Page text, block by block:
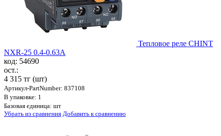
Тепловое реле CHINT
NXR-25 0.4-0.63A
код: 54690
ост.:
4 315 тг (шт)
Артикул-PartNumber: 837108
В упаковке: 1
Базовая единица: шт
Убрать из сравнения Добавить к сравнению